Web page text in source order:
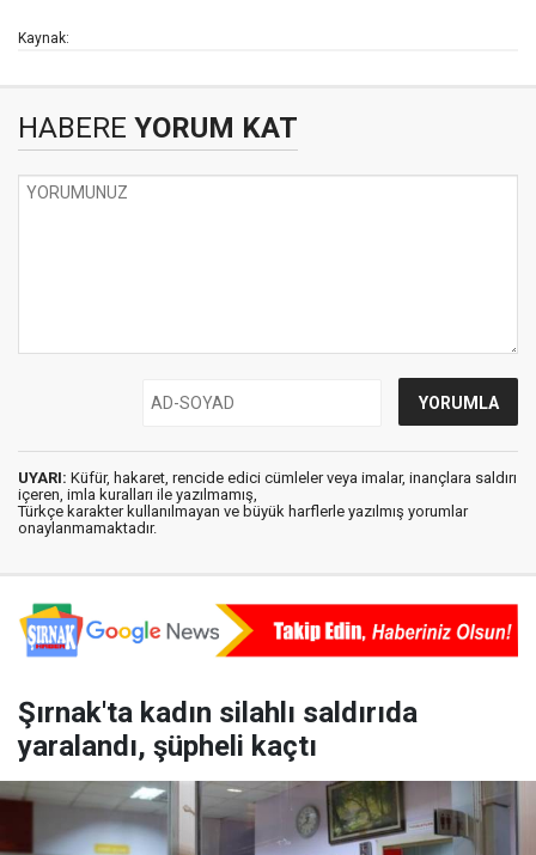
Kaynak:
HABERE YORUM KAT
UYARI: Küfür, hakaret, rencide edici cümleler veya imalar, inançlara saldırı
içeren, imla kuralları ile yazılmamış,
Türkçe karakter kullanılmayan ve büyük harflerle yazılmış yorumlar
onaylanmamaktadır.
Şırnak'ta kadın silahlı saldırıda
yaralandı, şüpheli kaçtı